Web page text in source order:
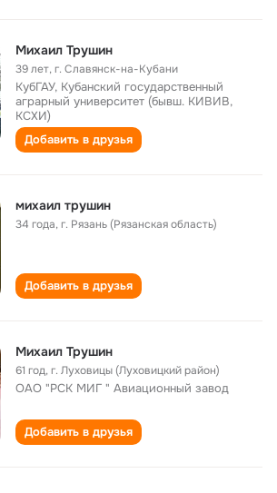
Михаил Трушин
39 лет,г. Славянск-на-Кубани
КубГАУ, Кубанский государственный
аграрный университет (бывш. КИВИВ,
КСХИ)
Добавить в друзья
михаил трушин
34 года,г. Рязань (Рязанская область)
Добавить в друзья
Михаил Трушин
61 год,г. Луховицы (Луховицкий район)
ОАО "РСК МИГ " Авиационный завод
Добавить в друзья